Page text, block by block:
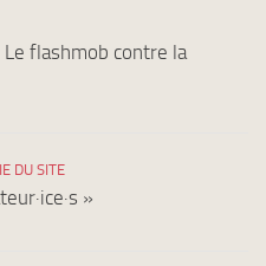
flashmob contre la
DU SITE
»